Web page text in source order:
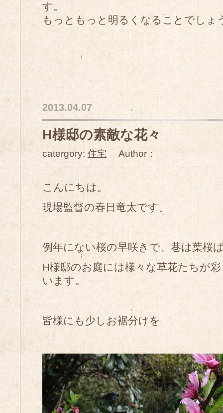
す。
もっともっと明るくなることでしょ
2013.04.07
H様邸の素敵な花々
catergory: 住宅 Author：
こんにちは。
現場監督の春日竜太です。
例年にない桜の早咲きで、巷は葉桜
H様邸のお庭には様々な草花たちが
います。
皆様にも少しお裾分けを